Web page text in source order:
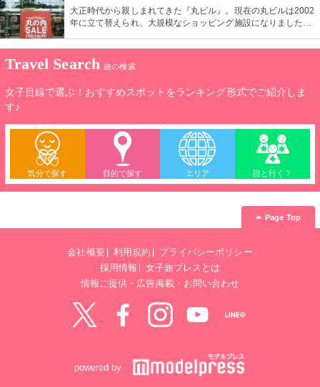
大正時代から親しまれてきた『丸ビル』。現在の丸ビルは2002
年に立て替えられ、大規模なショッピング施設になりました。
ストランまで、丸の内の名にふさわしい逸品がそろっていま
Travel Search 旅の検索
女子目線で選ぶ！おすすめスポットをランキング形式でご紹介しま
す♪
気分で探す 目的で探す エリア 誰と行く？
Page Top
会社概要 利用規約
プライバシーポリシー
採用情報
女子旅プレスとは
情報ご提供・広告掲載・お問い合わせ
powered by